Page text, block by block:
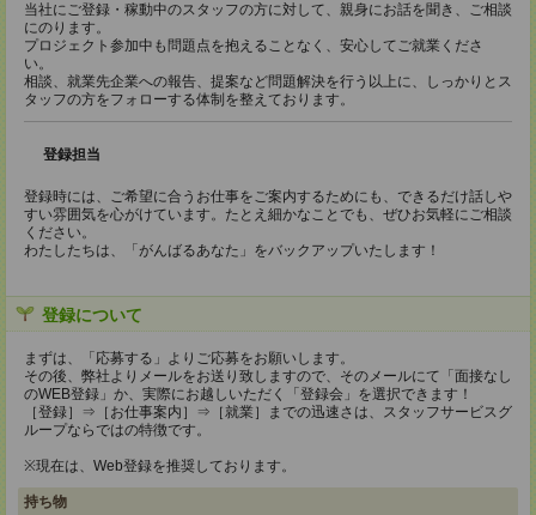
当社にご登録・稼動中のスタッフの方に対して、親身にお話を聞き、ご相談
にのります。
プロジェクト参加中も問題点を抱えることなく、安心してご就業くださ
い。
相談、就業先企業への報告、提案など問題解決を行う以上に、しっかりとス
タッフの方をフォローする体制を整えております。
登録担当
登録時には、ご希望に合うお仕事をご案内するためにも、できるだけ話しや
すい雰囲気を心がけています。たとえ細かなことでも、ぜひお気軽にご相談
ください。
わたしたちは、「がんばるあなた」をバックアップいたします！
登録について
まずは、「応募する」よりご応募をお願いします。
その後、弊社よりメールをお送り致しますので、そのメールにて「面接なし
のWEB登録」か、実際にお越しいただく「登録会」を選択できます！
［登録］⇒［お仕事案内］⇒［就業］までの迅速さは、スタッフサービスグ
ループならではの特徴です。
※現在は、Web登録を推奨しております。
持ち物